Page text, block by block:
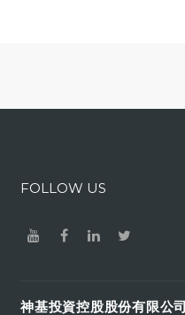
FOLLOW US
神基投資控股股份有限公司